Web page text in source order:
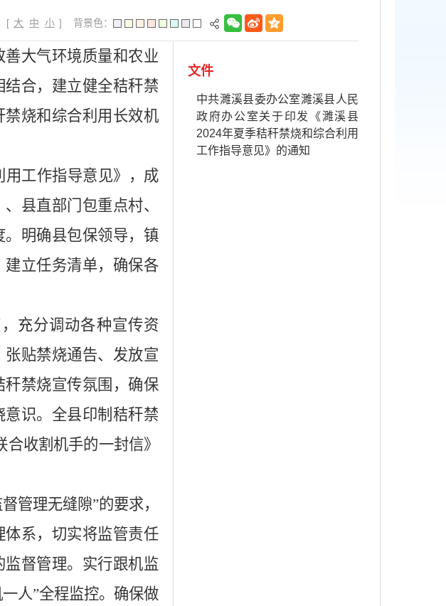
[ 大 中 小 ] 背景色：
大气环境质量和农业
合，建立健全秸秆禁
烧和综合利用长效机
用工作指导意见》，成
县直部门包重点村、
明确县包保领导，镇
建立任务清单，确保各
充分调动各种宣传资
贴禁烧通告、发放宣
禁烧宣传氛围，确保
识。全县印制秸秆禁
收割机手的一封信》
管理无缝隙”的要求，
系，切实将监管责任
督管理。实行跟机监
人”全程监控。确保做
文件
中共濉溪县委办公室濉溪县人民
政府办公室关于印发《濉溪县
2024年夏季秸秆禁烧和综合利用
工作指导意见》的通知